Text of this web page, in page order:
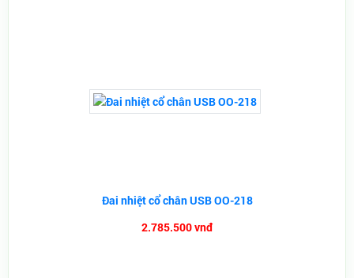
Đai nhiệt cổ chân USB OO-218
2.785.500 vnđ